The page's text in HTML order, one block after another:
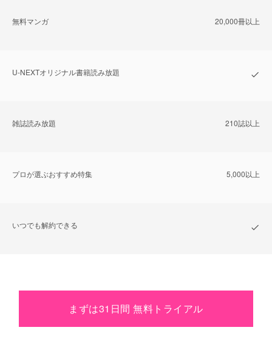
無料マンガ 20,000冊以上
U-NEXTオリジナル書籍読み放題
雑誌読み放題 210誌以上
プロが選ぶおすすめ特集 5,000以上
いつでも解約できる
まずは31日間 無料トライアル